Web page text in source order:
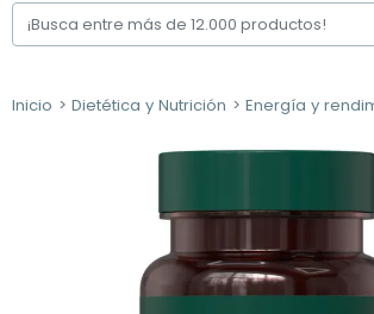
Inicio Dietética y Nutrición Energía y